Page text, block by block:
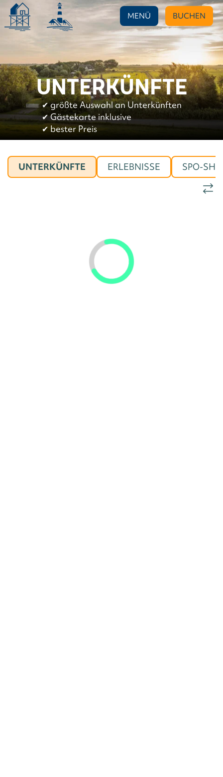
MENÜ BUCHEN
UNTERKÜNFTE
✔︎größte Auswahl an Unterkünften
✔︎Gästekarte inklusive
✔︎ bester Preis
UNTERKÜNFTE ERLEBNISSE SPO-